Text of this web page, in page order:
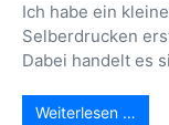
Ich habe ein
Selberdrucken
Dabei handelt es
Weiterlesen …